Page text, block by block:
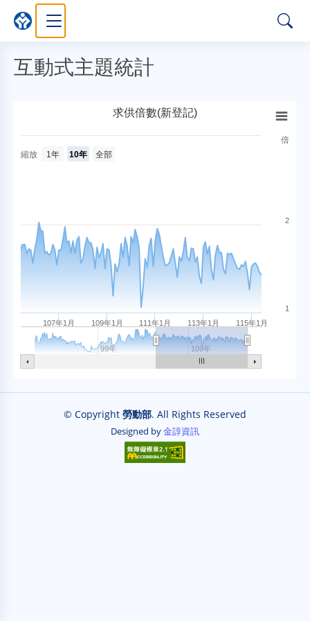
互動式主題統計
求供倍數(新登記)
Combination chart with 2 data series.
倍
倍
107年1月 109年1月 111年1月 113年1月 115年1月
99年 109年
1
2
縮放 1年 10年 全部
求供倍數(新登記)（另開新視窗）
© Copyright 勞動部. All Rights Reserved
Designed by金諄資訊